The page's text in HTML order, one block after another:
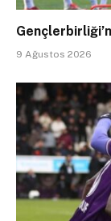
9 Ağustos 2026